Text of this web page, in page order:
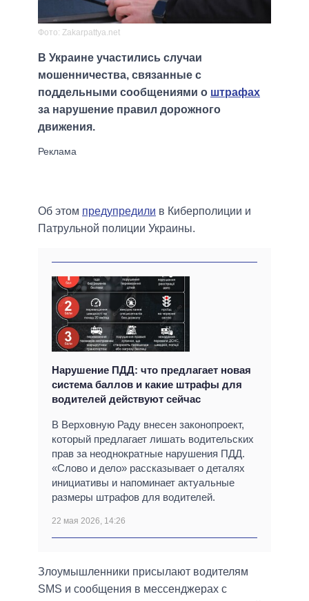
Фото: Zakarpattya.net
В Украине участились случаи
мошенничества, связанные с
поддельными сообщениями о штрафах
за нарушение правил дорожного
движения.
Об этом предупредили в Киберполиции и
Патрульной полиции Украины.
Нарушение ПДД: что предлагает новая
система баллов и какие штрафы для
водителей действуют сейчас
В Верховную Раду внесен законопроект,
который предлагает лишать водительских
прав за неоднократные нарушения ПДД.
«Слово и дело» рассказывает о деталях
инициативы и напоминает актуальные
размеры штрафов для водителей.
22 мая 2026, 14:26
Злоумышленники присылают водителям
SMS и сообщения в мессенджерах с